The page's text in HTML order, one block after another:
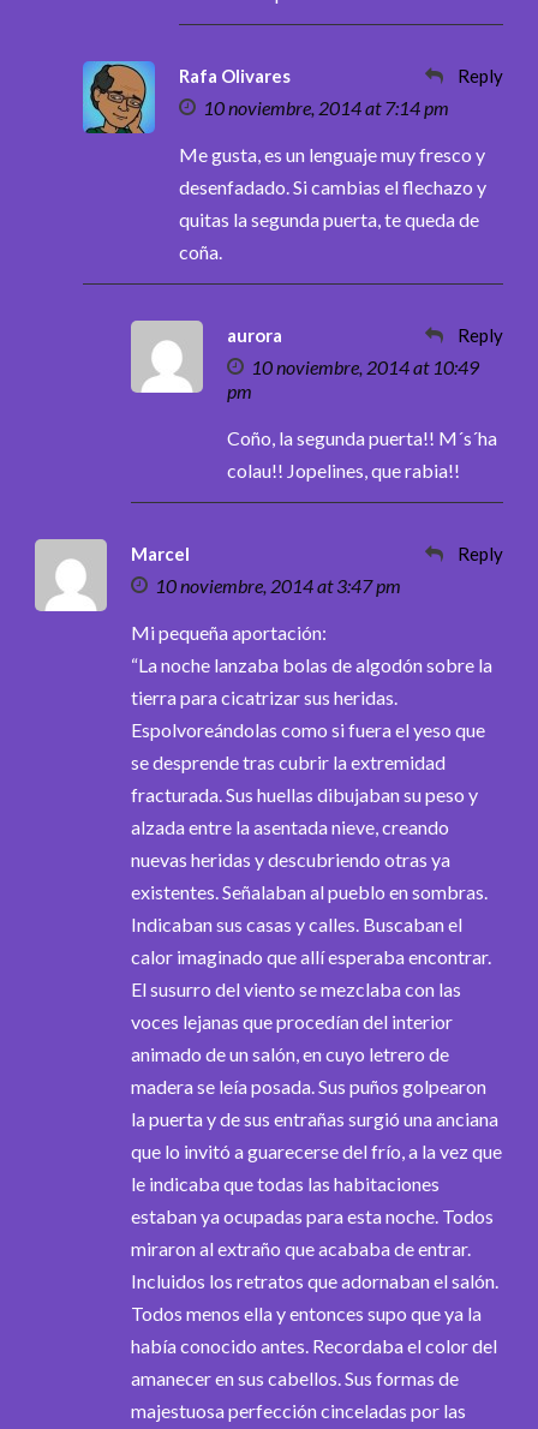
Rafa Olivares
10 noviembre, 2014 at 7:14 pm
Reply
Me gusta, es un lenguaje muy fresco y
desenfadado. Si cambias el flechazo y
quitas la segunda puerta, te queda de
coña.
aurora
10 noviembre, 2014 at 10:49
pm
Reply
Coño, la segunda puerta!! M´s´ha
colau!! Jopelines, que rabia!!
Marcel
10 noviembre, 2014 at 3:47 pm
Reply
Mi pequeña aportación:
“La noche lanzaba bolas de algodón sobre la
tierra para cicatrizar sus heridas.
Espolvoreándolas como si fuera el yeso que
se desprende tras cubrir la extremidad
fracturada. Sus huellas dibujaban su peso y
alzada entre la asentada nieve, creando
nuevas heridas y descubriendo otras ya
existentes. Señalaban al pueblo en sombras.
Indicaban sus casas y calles. Buscaban el
calor imaginado que allí esperaba encontrar.
El susurro del viento se mezclaba con las
voces lejanas que procedían del interior
animado de un salón, en cuyo letrero de
madera se leía posada. Sus puños golpearon
la puerta y de sus entrañas surgió una anciana
que lo invitó a guarecerse del frío, a la vez que
le indicaba que todas las habitaciones
estaban ya ocupadas para esta noche. Todos
miraron al extraño que acababa de entrar.
Incluidos los retratos que adornaban el salón.
Todos menos ella y entonces supo que ya la
había conocido antes. Recordaba el color del
amanecer en sus cabellos. Sus formas de
majestuosa perfección cinceladas por las